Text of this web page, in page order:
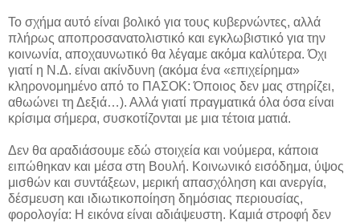
Το σχήμα αυτό είναι βολικό για τους κυβερνώντες, αλλά
πλήρως αποπροσανατολιστικό και εγκλωβιστικό για την
κοινωνία, αποχαυνωτικό θα λέγαμε ακόμα καλύτερα. Όχι
γιατί η Ν.Δ. είναι ακίνδυνη (ακόμα ένα «επιχείρημα»
κληρονομημένο από το ΠΑΣΟΚ: Όποιος δεν μας στηρίζει,
αθωώνει τη Δεξιά…). Αλλά γιατί πραγματικά όλα όσα είναι
κρίσιμα σήμερα, συσκοτίζονται με μια τέτοια ματιά.
Δεν θα αραδιάσουμε εδώ στοιχεία και νούμερα, κάποια
ειπώθηκαν και μέσα στη Βουλή. Κοινωνικό εισόδημα, ύψος
μισθών και συντάξεων, μερική απασχόληση και ανεργία,
δέσμευση και ιδιωτικοποίηση δημόσιας περιουσίας,
φορολογία: Η εικόνα είναι αδιάψευστη. Καμιά στροφή δεν